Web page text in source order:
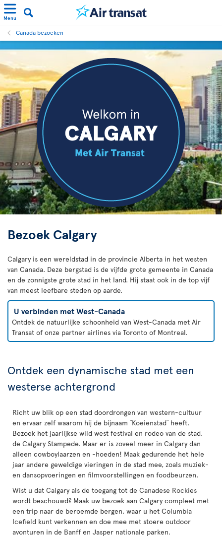
Menu
Canada bezoeken
Bezoek Calgary
Calgary is een wereldstad in de provincie Alberta in het westen
van Canada. Deze bergstad is de vijfde grote gemeente in Canada
en de zonnigste grote stad in het land. Hij staat ook in de top vijf
van meest leefbare steden op aarde.
U verbinden met West-Canada
Ontdek de natuurlijke schoonheid van West-Canada met Air
Transat of onze partner airlines via Toronto of Montreal.
Ontdek een dynamische stad met een
westerse achtergrond
Richt uw blik op een stad doordrongen van western-cultuur
en ervaar zelf waarom hij de bijnaam ¨Koeienstad¨ heeft.
Bezoek het jaarlijkse wild west festival en rodeo van de stad,
de Calgary Stampede. Maar er is zoveel meer in Calgary dan
alleen cowboylaarzen en -hoeden! Maak gedurende het hele
jaar andere geweldige vieringen in de stad mee, zoals muziek-
en dansopvoeringen en filmvoorstellingen en foodbeurzen.
Wist u dat Calgary als de toegang tot de Canadese Rockies
wordt beschouwd? Maak uw bezoek aan Calgary compleet met
een trip naar de beroemde bergen, waar u het Columbia
Icefield kunt verkennen en doe mee met stoere outdoor
avonturen in de Banff en Jasper nationale parken.